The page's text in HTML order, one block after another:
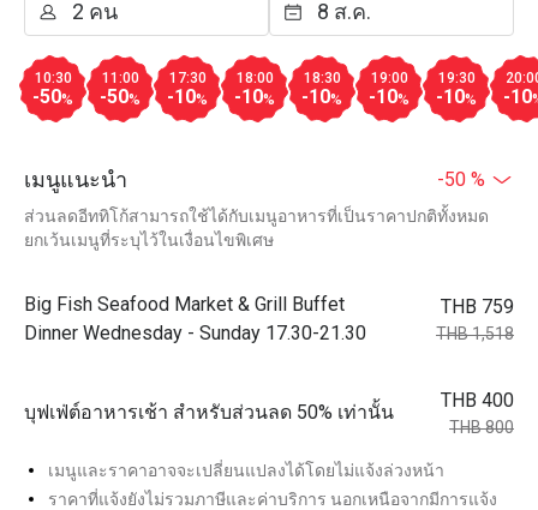
10:30
-50%
11:00
-50%
17:30
-10%
18:00
-10%
18:30
-10%
19:00
-10%
19:30
-10% -10
เมนูแนะนำ -50 %
ส่วนลดอีททิโก้สามารถใช้ได้กับเมนูอาหารที่เป็นราคาปกติทั้งหมด
ยกเว้นเมนูที่ระบุไว้ในเงื่อนไขพิเศษ
Big Fish Seafood Market & Grill Buffet
Dinner Wednesday - Sunday 17.30-21.30
THB 759
THB 1,518
บุฟเฟ่ต์อาหารเช้า สำหรับส่วนลด 50% เท่านั้น
THB 400
THB 800
เมนูและราคาอาจจะเปลี่ยนแปลงได้โดยไม่แจ้งล่วงหน้า
ราคาที่แจ้งยังไม่รวมภาษีและค่าบริการ นอกเหนือจากมีการแจ้ง